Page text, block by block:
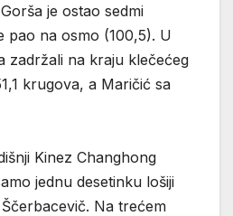
je ostao sedmi
pao na osmo (100,5). U
zadržali na kraju klečećeg
krugova, a Maričić sa
Kinez Changhong
jednu desetinku lošiji
Na trećem